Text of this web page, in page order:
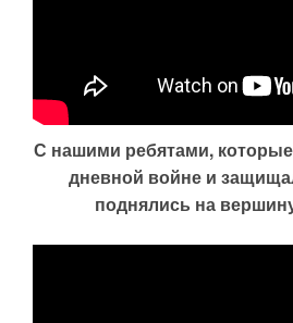
С нашими ребятами,
дневной войне и
поднялись на